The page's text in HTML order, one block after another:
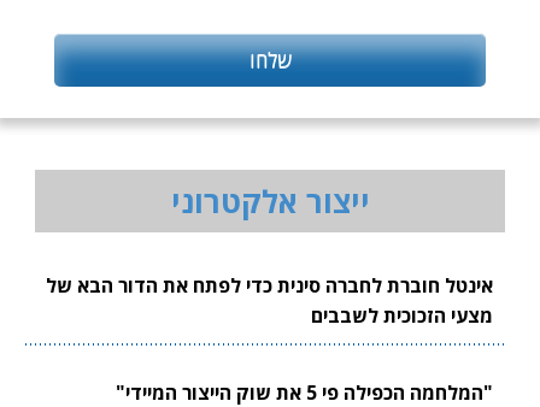
ייצור אלקטרוני
אינטל חוברת לחברה סינית כדי לפתח את הדור הבא של
מצעי הזכוכית לשבבים
"המלחמה הכפילה פי 5 את שוק הייצור המיידי"